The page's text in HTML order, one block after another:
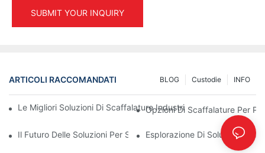
SUBMIT YOUR INQUIRY
ARTICOLI RACCOMANDATI INFO
Custodie
BLOG
Le Migliori Soluzioni Di Scaffalature Industriali Per Una
Opzioni Di Scaffalature Per
Il Futuro Delle Soluzioni Per Scaffalature Portapallet: Tendenze
Esplorazione Di Soluzioni